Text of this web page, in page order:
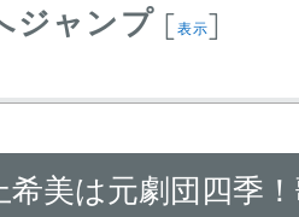
ジャンプ [表示]
美は元劇団四季！